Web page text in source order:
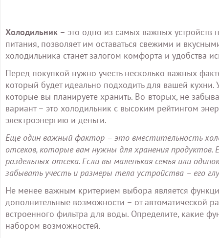
Холодильник – это одно из самых важных устройств
питания, позволяет им оставаться свежими и
холодильника станет залогом комфорта и удобства
Перед покупкой нужно учесть несколько важных
который будет идеально подходить для вашей кухни.
которые вы планируете хранить. Во-вторых, не
вариант – это холодильник с высоким рейтингом
электроэнергию и деньги.
Еще один важный фактор – это вместительность
отсеков, которые вам нужны для хранения
раздельных отсека. Если вы маленькая семья или
забывать учесть и размеры тела устройства – его
Не менее важным критерием выбора является
дополнительные возможности – от автоматической
встроенного фильтра для воды. Определите, какие
набором возможностей.